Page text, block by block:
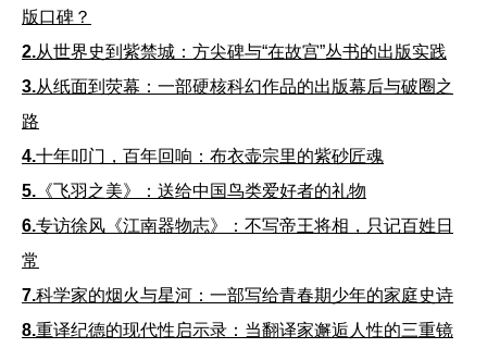
版口碑？
2.从世界史到紫禁城：方尖碑与“在故宫”丛书的出版实践
3.从纸面到荧幕：一部硬核科幻作品的出版幕后与破圈之
路
4.十年叩门，百年回响：布衣壶宗里的紫砂匠魂
5. 《飞羽之美》：送给中国鸟类爱好者的礼物
6.专访徐风《江南器物志》：不写帝王将相，只记百姓日
常
7.科学家的烟火与星河：一部写给青春期少年的家庭史诗
8.重译纪德的现代性启示录：当翻译家邂逅人性的三重镜